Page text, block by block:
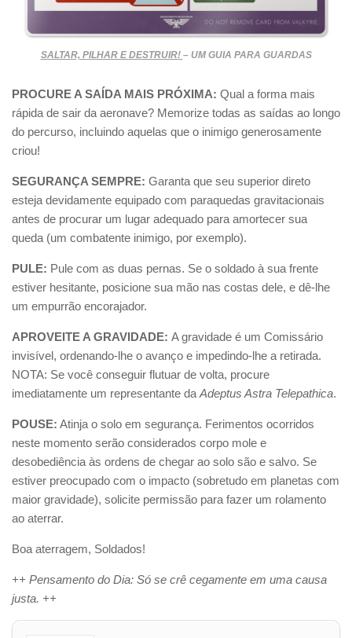
SALTAR, PILHAR E DESTRUIR! – UM GUIA PARA GUARDAS
PROCURE A SAÍDA MAIS PRÓXIMA: Qual a forma mais
rápida de sair da aeronave? Memorize todas as saídas ao longo
do percurso, incluindo aquelas que o inimigo generosamente
criou!
SEGURANÇA SEMPRE: Garanta que seu superior direto
esteja devidamente equipado com paraquedas gravitacionais
antes de procurar um lugar adequado para amortecer sua
queda (um combatente inimigo, por exemplo).
PULE: Pule com as duas pernas. Se o soldado à sua frente
estiver hesitante, posicione sua mão nas costas dele, e dê-lhe
um empurrão encorajador.
APROVEITE A GRAVIDADE: A gravidade é um Comissário
invisível, ordenando-lhe o avanço e impedindo-lhe a retirada.
NOTA: Se você conseguir flutuar de volta, procure
imediatamente um representante da Adeptus Astra Telepathica.
POUSE: Atinja o solo em segurança. Ferimentos ocorridos
neste momento serão considerados corpo mole e
desobediência às ordens de chegar ao solo são e salvo. Se
estiver preocupado com o impacto (sobretudo em planetas com
maior gravidade), solicite permissão para fazer um rolamento
ao aterrar.
Boa aterragem, Soldados!
++ Pensamento do Dia: Só se crê cegamente em uma causa
justa. ++